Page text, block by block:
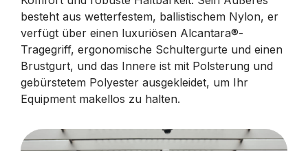
besteht aus wetterfestem, ballistischem Nylon, er
verfügt über einen luxuriösen Alcantara®-
Tragegriff, ergonomische Schultergurte und einen
Brustgurt, und das Innere ist mit Polsterung und
gebürstetem Polyester ausgekleidet, um Ihr
Equipment makellos zu halten.